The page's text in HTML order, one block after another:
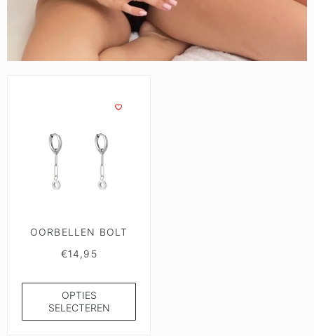
OORBELLEN BOLT
€14,95
OPTIES
SELECTEREN